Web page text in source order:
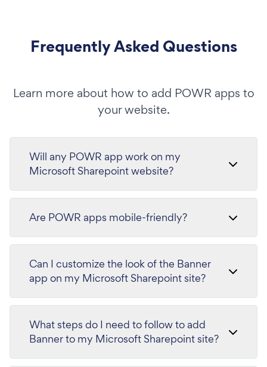
Frequently Asked Questions
Learn more about how to add POWR apps to
your website.
Will any POWR app work on my
Microsoft Sharepoint website?
Are POWR apps mobile-friendly?
Can I customize the look of the Banner
app on my Microsoft Sharepoint site?
What steps do I need to follow to add
Banner to my Microsoft Sharepoint site?